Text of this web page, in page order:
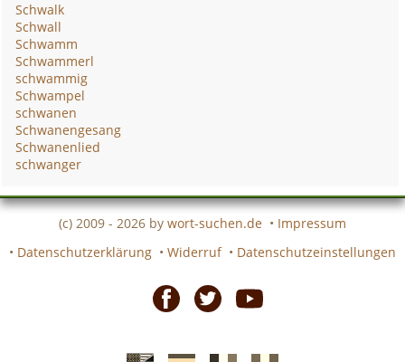
Schwalk
Schwall
Schwamm
Schwammerl
schwammig
Schwampel
schwanen
Schwanengesang
Schwanenlied
schwanger
(c) 2009 - 2026 by wort-suchen.de • Impressum
• Datenschutzerklärung • Widerruf • Datenschutzeinstellungen